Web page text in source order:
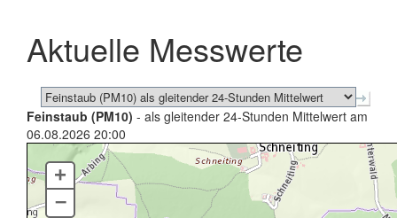
schließen
Aktuelle Messwerte
Feinstaub (PM10) - als gleitender 24-Stunden Mittelwert am
06.08.2026 20:00
+
–